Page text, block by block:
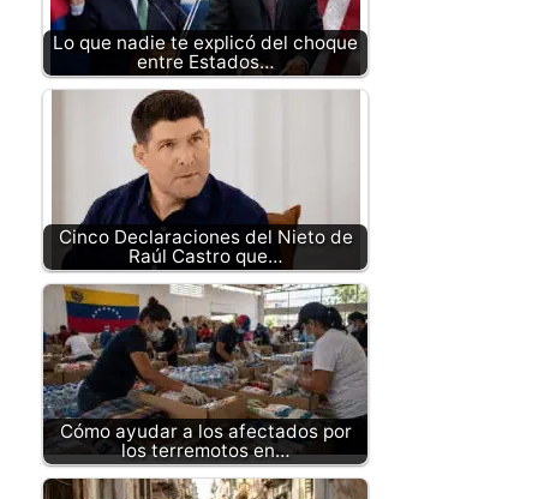
Lo que nadie te explicó del choque
entre Estados…
Cinco Declaraciones del Nieto de
Raúl Castro que…
Cómo ayudar a los afectados por
los terremotos en…